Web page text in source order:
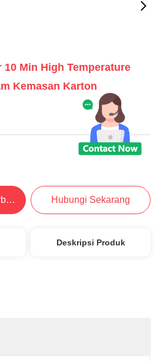
Min High Temperature
Kemasan Karton
Hubungi Sekarang
Deskripsi Produk